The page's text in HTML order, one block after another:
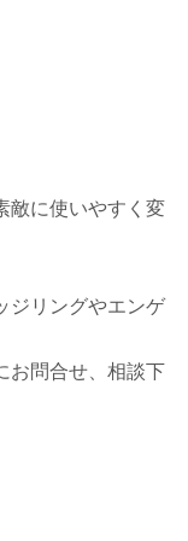
敵に使いやすく変
ジリングやエンゲ
お問合せ、相談下